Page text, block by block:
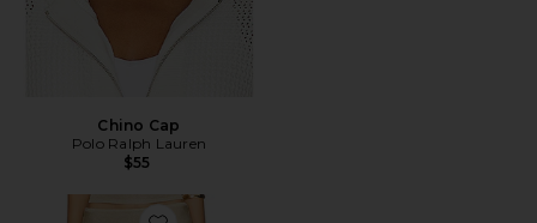
Chino Cap
Polo Ralph Lauren
$55